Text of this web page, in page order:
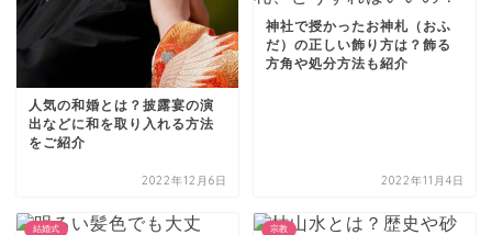
人気の和婚とは？披露宴の演
出などに和を取り入れる方法
をご紹介
2022年12月6日
神社で授かったお神札（おふ
だ）の正しい飾り方は？飾る
方角や処分方法も紹介
2022年11月4日
結婚式 宗教